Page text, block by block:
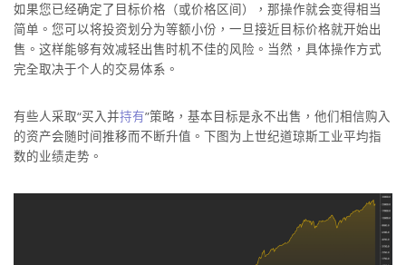
如果您已经确定了目标价格（或价格区间），那操作就会变得相当
简单。您可以将投资划分为等额小份，一旦接近目标价格就开始出
售。这样能够有效减轻出售时机不佳的风险。当然，具体操作方式
完全取决于个人的交易体系。
有些人采取“买入并持有”策略，基本目标是永不出售，他们相信购入
的资产会随时间推移而不断升值。下图为上世纪道琼斯工业平均指
数的业绩走势。